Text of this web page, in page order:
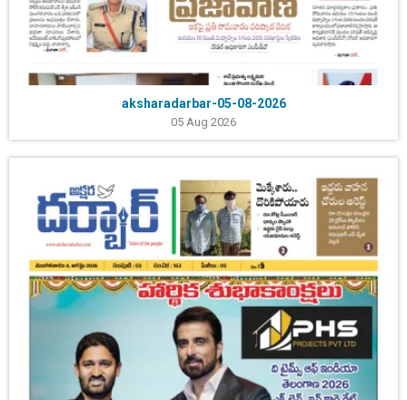
aksharadarbar-05-08-2026
05 Aug 2026